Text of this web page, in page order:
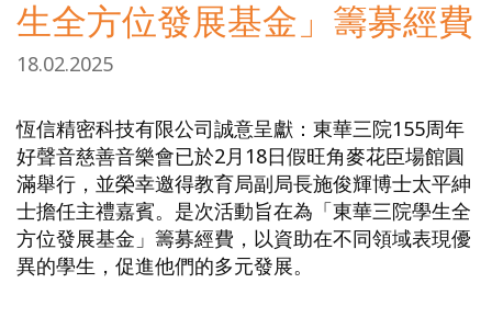
生全方位發展基金」籌募經費
18.02.2025
恆信精密科技有限公司誠意呈獻：東華三院155周年
好聲音慈善音樂會已於2月18日假旺角麥花臣場館圓
滿舉行，並榮幸邀得教育局副局長施俊輝博士太平紳
士擔任主禮嘉賓。是次活動旨在為「東華三院學生全
方位發展基金」籌募經費，以資助在不同領域表現優
異的學生，促進他們的多元發展。